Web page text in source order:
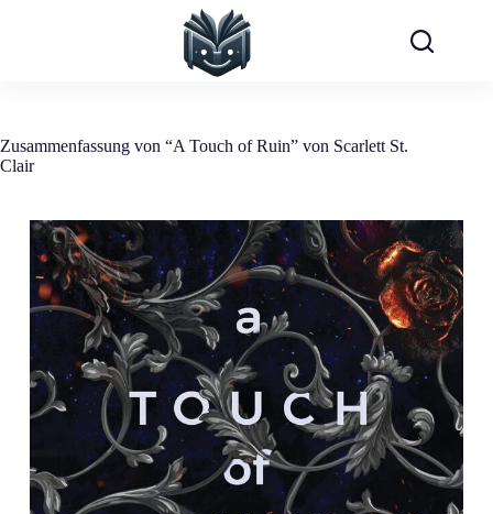
Zusammenfassung von “A Touch of Ruin” von Scarlett St.
Clair